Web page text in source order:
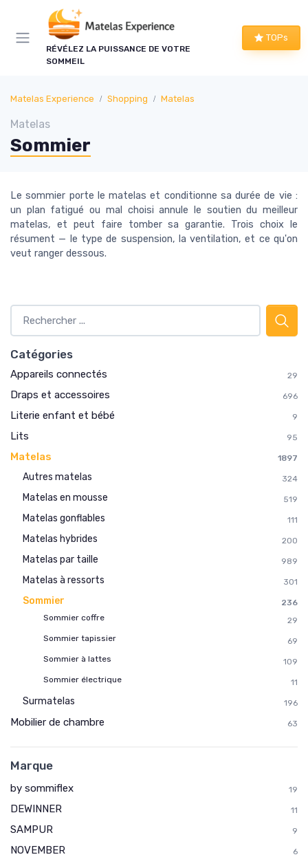
RÉVÉLEZ LA PUISSANCE DE VOTRE
SOMMEIL
TOPs
Matelas Experience Shopping Matelas
Matelas
Sommier
Le sommier porte le matelas et conditionne sa durée de vie :
un plan fatigué ou mal choisi annule le soutien du meilleur
matelas, et peut faire tomber sa garantie. Trois choix le
résument — le type de suspension, la ventilation, et ce qu'on
veut ranger dessous.
Catégories
Appareils connectés 29
Draps et accessoires 696
Literie enfant et bébé 9
Lits 95
Matelas 1897
Autres matelas 324
Matelas en mousse 519
Matelas gonflables 111
Matelas hybrides 200
Matelas par taille 989
Matelas à ressorts 301
Sommier
236
Sommier coffre
29
Sommier tapissier
69
Sommier à lattes
109
Sommier électrique
11
Surmatelas 196
Mobilier de chambre 63
Marque
by sommiflex 19
DEWINNER 11
SAMPUR 9
NOVEMBER 6
×
LE CLUB MATELAS EXPERIENCE
ici !
Une à deux fois par semaine, les bons plans literie
que nous avons vérifiés, nos tests en avant-
première et les conseils qui ne tiennent pas dans
Bons plans vérifiés
Tests en avant-première
* En rejoignant le club, j'accepte de recevoir les emails
de Matelas Experience et les offres de ses partenaires.
Panneau de gestion des cookies